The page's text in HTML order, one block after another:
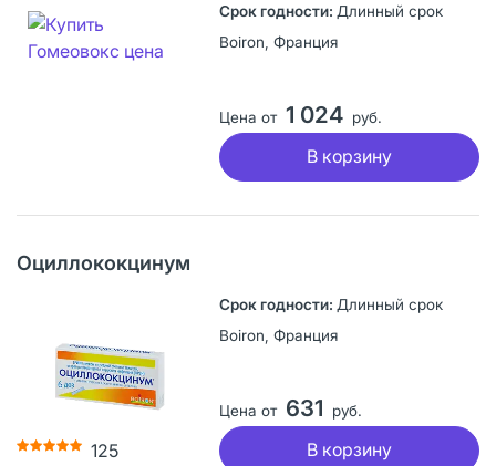
Длинный срок
Boiron, Франция
Цена от 1 024 руб.
В корзину
Оциллококцинум
125
Длинный срок
Boiron, Франция
Цена от 631 руб.
В корзину